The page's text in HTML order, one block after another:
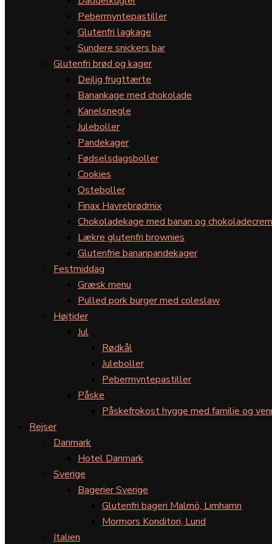
Pebermyntepastiller
Glutenfri lagkage
Sundere snickers bar
Glutenfri brød og kager
Dejlig frugttærte
Banankage med chokolade
Kanelsnegle
Juleboller
Pandekager
Fødselsdagsboller
Cookies
Osteboller
Finax Havrebrødmix
Chokoladekage med banan og
Lækre glutenfri brownies
Glutenfrie bananpandekager
Festmiddag
Græsk menu
Pulled pork burger med coleslaw
Højtider
Jul
Rødkål
Juleboller
Pebermyntepastiller
Påske
Påskefrokost hygge med familie og
Rejser
Danmark
Hotel Danmark
Sverige
Bagerier Sverige
Glutenfri bageri Malmö, Limhamn
Mormors Konditori, Lund
Italien